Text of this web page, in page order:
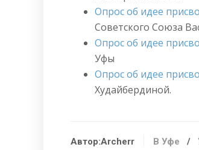
Опрос об идее
Советского Союза
Опрос об идее
Уфы
Опрос об идее
Худайбердиной.
Автор:Archerr В Уфе /